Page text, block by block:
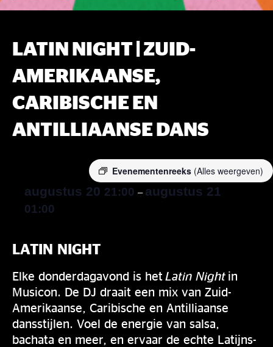
LATIN NIGHT | ZUID-
AMERIKAANSE,
CARIBISCHE EN
ANTILLIAANSE DANS
Evenementenreeks (Alles weergeven)
augustus 20 21:00 – augustus 21
01:00
LATIN NIGHT
Elke donderdagavond is het Latin Night in
Musicon. De DJ draait een mix van Zuid-
Amerikaanse, Caribische en Antilliaanse
dansstijlen. Voel de energie van salsa,
bachata en meer, en ervaar de echte Latijns-